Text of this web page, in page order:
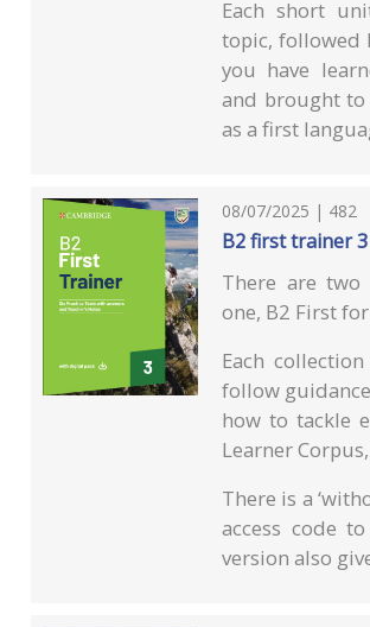
Each short
topic, followed
you have
and brought to
as a first
08/07/2025 | 482
B2 first trainer
There are
one, B2 First
Each
follow
how to tackle
Learner
There is a
access code
version also